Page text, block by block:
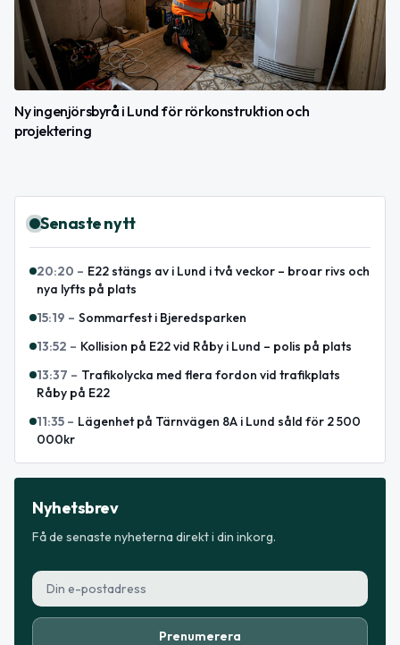
Ny ingenjörsbyrå i Lund för rörkonstruktion och
projektering
Senaste nytt
20:20 – E22 stängs av i Lund i två veckor – broar rivs och
nya lyfts på plats
15:19 – Sommarfest i Bjeredsparken
13:52 – Kollision på E22 vid Råby i Lund – polis på plats
13:37 – Trafikolycka med flera fordon vid trafikplats
Råby på E22
11:35 – Lägenhet på Tärnvägen 8A i Lund såld för 2 500
000kr
Nyhetsbrev
Få de senaste nyheterna direkt i din inkorg.
Prenumerera